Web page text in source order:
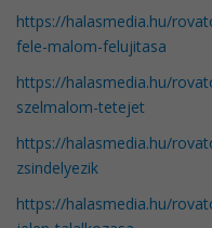
https://halasmedia.hu/
fele-malom-felujitasa
https://halasmedia.hu/
szelmalom-tetejet
https://halasmedia.hu/
zsindelyezik
https://halasmedia.hu/